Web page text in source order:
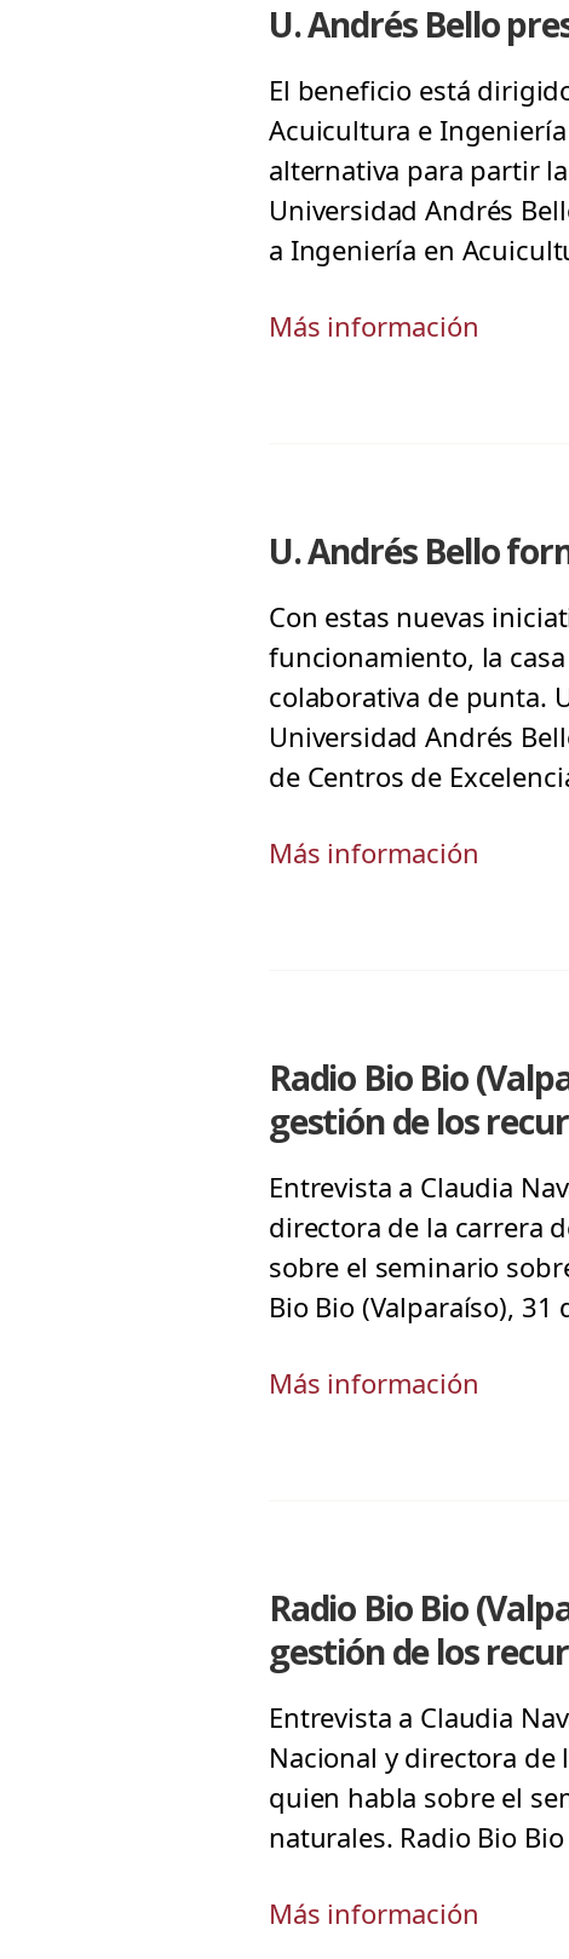
U. Andrés Bello
El beneficio está
Acuicultura e
alternativa para partir
Universidad Andrés
a Ingeniería en
Más información
U. Andrés Bello
Con estas nuevas
funcionamiento, la
colaborativa de punta.
Universidad Andrés
de Centros de
Más información
Radio Bio Bio
gestión de los
Entrevista a Claudia
directora de la carrera
sobre el seminario
Bio Bio (Valparaíso), 31
Más información
Radio Bio Bio
gestión de los
Entrevista a Claudia
Nacional y directora de
quien habla sobre el
naturales. Radio Bio
Más información